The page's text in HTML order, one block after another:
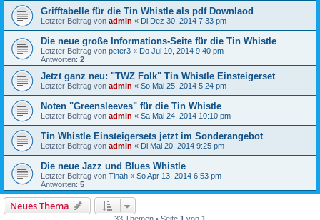
Grifftabelle für die Tin Whistle als pdf Downlaod
Letzter Beitrag von admin « Di Dez 30, 2014 7:33 pm
Die neue große Informations-Seite für die Tin Whistle
Letzter Beitrag von peter3 « Do Jul 10, 2014 9:40 pm
Antworten: 2
Jetzt ganz neu: "TWZ Folk" Tin Whistle Einsteigerset
Letzter Beitrag von admin « So Mai 25, 2014 5:24 pm
Noten "Greensleeves" für die Tin Whistle
Letzter Beitrag von admin « Sa Mai 24, 2014 10:10 pm
Tin Whistle Einsteigersets jetzt im Sonderangebot
Letzter Beitrag von admin « Di Mai 20, 2014 9:25 pm
Die neue Jazz und Blues Whistle
Letzter Beitrag von Tinah « So Apr 13, 2014 6:53 pm
Antworten: 5
Neues Thema